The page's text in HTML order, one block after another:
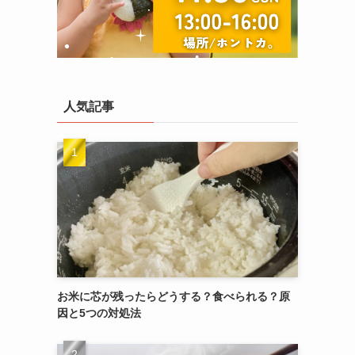
人気記事
お米に芯が残ったらどうする？食べられる？原
因と5つの対処法